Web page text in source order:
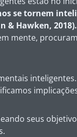
se tornem
& Hawken, 2018).
mente,
seus